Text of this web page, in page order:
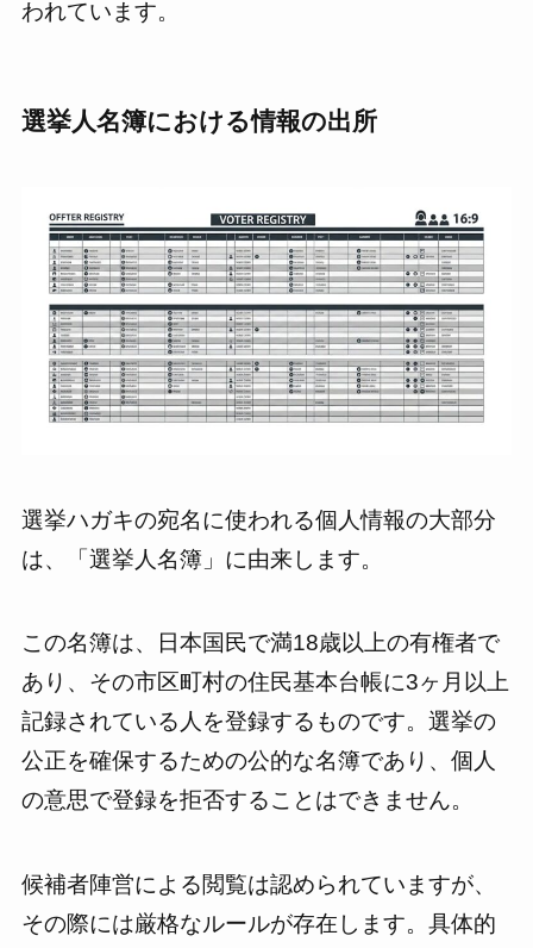
われています。
選挙人名簿における情報の出所
選挙ハガキの宛名に使われる個人情報の大部分
は、「選挙人名簿」に由来します。
この名簿は、日本国民で満18歳以上の有権者で
あり、その市区町村の住民基本台帳に3ヶ月以上
記録されている人を登録するものです。選挙の
公正を確保するための公的な名簿であり、個人
の意思で登録を拒否することはできません。
候補者陣営による閲覧は認められていますが、
その際には厳格なルールが存在します。具体的